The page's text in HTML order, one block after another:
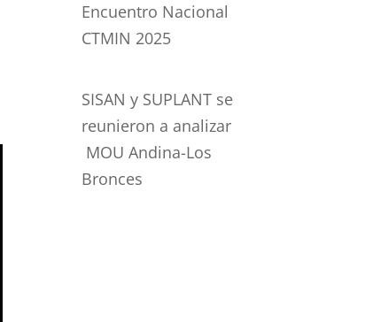
Encuentro Nacional
CTMIN 2025
SISAN y SUPLANT se
reunieron a analizar
MOU Andina-Los
Bronces